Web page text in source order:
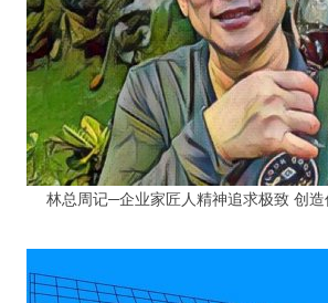
林总周记─企业家匠人精神追求极致 创